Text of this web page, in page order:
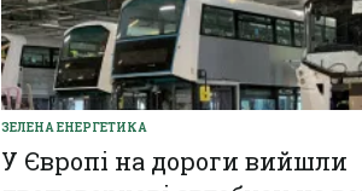
ЗЕЛЕНА ЕНЕРГЕТИКА
У Європі на дороги вийшли